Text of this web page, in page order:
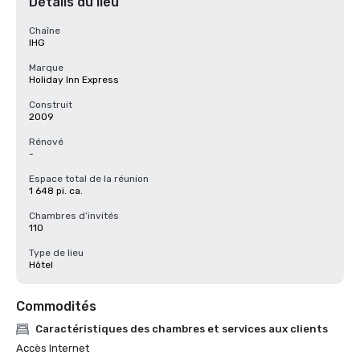
Chaîne
IHG
Marque
Holiday Inn Express
Construit
2009
Rénové
-
Espace total de la réunion
1 648 pi. ca.
Chambres d’invités
110
Type de lieu
Hôtel
Commodités
Caractéristiques des chambres et services aux clients
Accès Internet